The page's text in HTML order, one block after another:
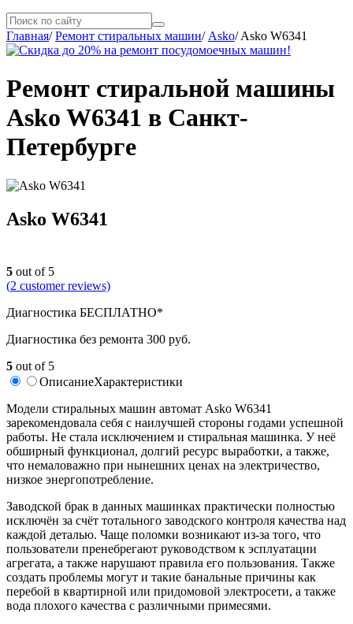
Главная/Ремонт стиральных машин/ Asko/Asko W6341
Ремонт стиральной машины
Asko W6341 в Санкт-
Петербурге
Asko W6341
5 out of 5
(2 customer reviews)
Диагностика БЕСПЛАТНО*
Диагностика без ремонта 300 руб.
5 out of 5
ОписаниеХарактеристики
Модели стиральных машин автомат Asko W6341
зарекомендовала себя с наилучшей стороны годами успешной
работы. Не стала исключением и стиральная машинка. У неё
обширный функционал, долгий ресурс выработки, а также,
что немаловажно при нынешних ценах на электричество,
низкое энергопотребление.
Заводской брак в данных машинках практически полностью
исключён за счёт тотального заводского контроля качества над
каждой деталью. Чаще поломки возникают из-за того, что
пользователи пренебрегают руководством к эсплуатации
агрегата, а также нарушают правила его пользования. Также
создать проблемы могут и такие банальные причины как
перебой в квартирной или придомовой электросети, а также
вода плохого качества с различными примесями.